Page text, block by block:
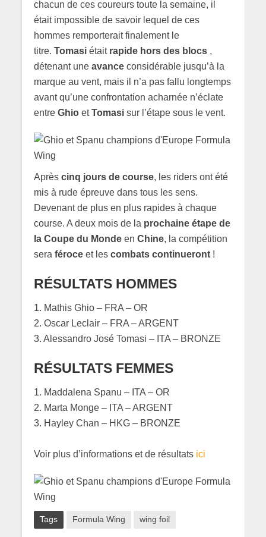
chacun de ces coureurs toute la semaine, il
était impossible de savoir lequel de ces
hommes remporterait finalement le
titre. Tomasiétait rapide hors des blocs,
détenant une avanceconsidérable jusqu’à la
marque au vent, mais il n’a pas fallu longtemps
avant qu’une confrontation acharnée n’éclate
entre GhioetTomasisur l’étape sous le vent.
Après cinq jours de course, les riders ont été
mis à rude épreuve dans tous les sens.
Devenant de plus en plus rapides à chaque
course. A deux mois de la prochaine étape de
la Coupe du Mondeen Chine, la compétition
sera féroceet les combats continueront!
RÉSULTATS HOMMES
1. Mathis Ghio – FRA – OR
2. Oscar Leclair – FRA – ARGENT
3. Alessandro José Tomasi – ITA – BRONZE
RÉSULTATS FEMMES
1. Maddalena Spanu – ITA – OR
2. Marta Monge – ITA – ARGENT
3. Hayley Chan – HKG – BRONZE
Voir plus d’informations et de résultats ici
Tags Formula Wing wing foil